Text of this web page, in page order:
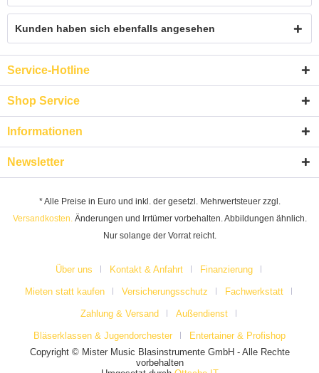
Kunden haben sich ebenfalls angesehen
Service-Hotline
Shop Service
Informationen
Newsletter
* Alle Preise in Euro und inkl. der gesetzl. Mehrwertsteuer zzgl.
Versandkosten.Änderungen und Irrtümer vorbehalten. Abbildungen ähnlich.
Nur solange der Vorrat reicht.
Über uns Kontakt & Anfahrt Finanzierung
Mieten statt kaufen Versicherungsschutz Fachwerkstatt
Zahlung & Versand Außendienst
Bläserklassen & Jugendorchester
Entertainer & Profishop
Copyright © Mister Music Blasinstrumente GmbH - Alle Rechte
vorbehalten